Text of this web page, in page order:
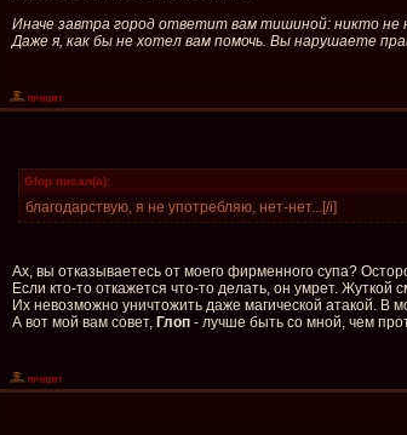
Иначе завтра город ответит вам тишиной: никто не
Даже я, как бы не хотел вам помочь. Вы нарушаете
Glop писал(а):
благодарствую, я не употребляю, нет-нет...[/i]
Ах, вы отказываетесь от моего фирменного супа?
Если кто-то откажется что-то делать, он умрет.
Их невозможно уничтожить даже магической атакой. В
А вот мой вам совет, Глоп - лучше быть со мной, чем